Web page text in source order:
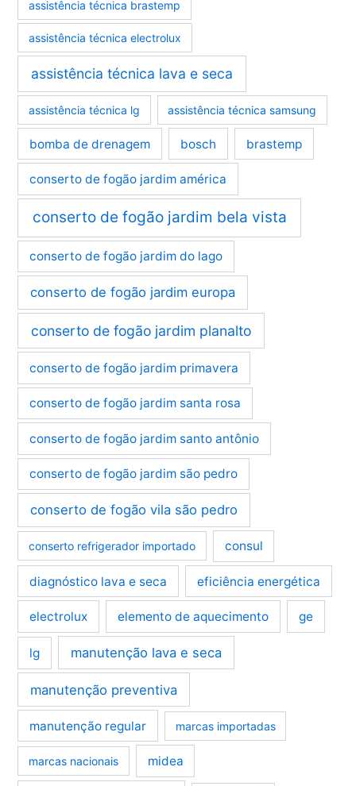
assistência técnica brastemp
assistência técnica electrolux
assistência técnica lava e seca
assistência técnica lg assistência técnica samsung
bomba de drenagem bosch brastemp
conserto de fogão jardim américa
conserto de fogão jardim bela vista
conserto de fogão jardim do lago
conserto de fogão jardim europa
conserto de fogão jardim planalto
conserto de fogão jardim primavera
conserto de fogão jardim santa rosa
conserto de fogão jardim santo antônio
conserto de fogão jardim são pedro
conserto de fogão vila são pedro
conserto refrigerador importado consul
diagnóstico lava e seca eficiência energética
electrolux elemento de aquecimento ge
lg manutenção lava e seca
manutenção preventiva
manutenção regular marcas importadas
marcas nacionais midea